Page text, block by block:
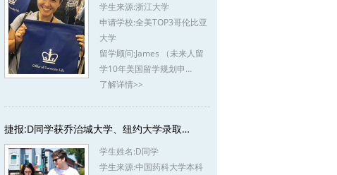
学生来源:浙江大学
申请学校:全美TOP3哥伦比亚
大学
留学顾问:James （未来人留
学10年美国留学规划申…
了解详情>>
捷报:D同学获乔治城大学、纽约大学录取…
学生姓名:D同学
学生来源:中国药科大学本科